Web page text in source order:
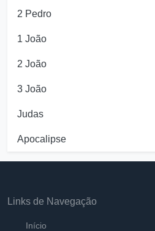
2 Pedro
1 João
2 João
3 João
Judas
Apocalipse
Links de Navegação
Início